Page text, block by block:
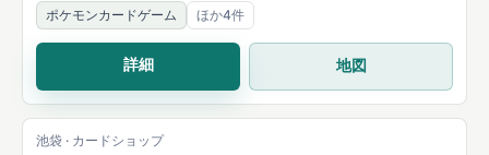
施を案内しています。
ポケモンカードゲーム ほか4件
詳細 地図
池袋 · カードショップ